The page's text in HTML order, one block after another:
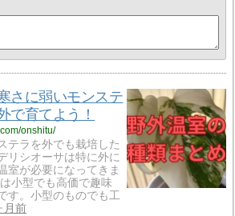
さに弱いモンステ
で育てよう！
onshitu/
テラを外でも栽培した
リシオーサは特に外に
室が必要になってきま
小型でも高価で趣味
す。小型のものでも工
月前